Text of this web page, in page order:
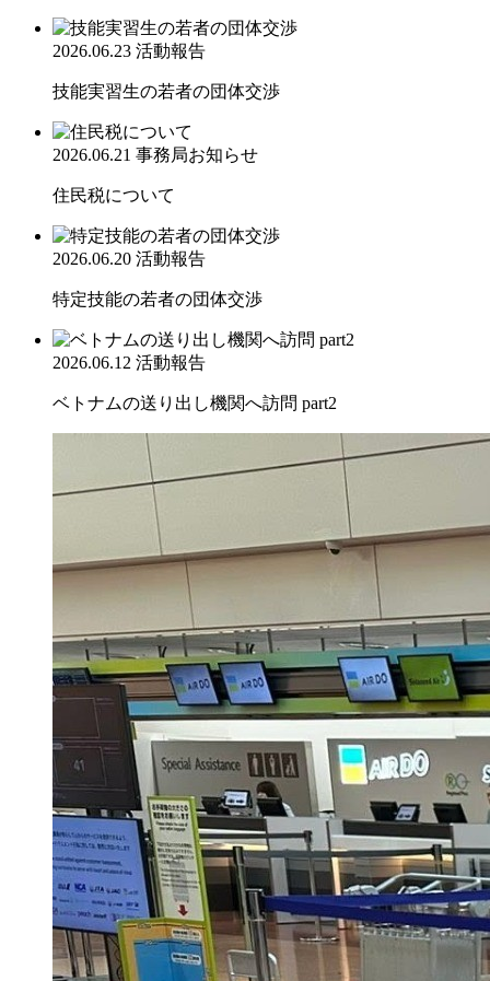
2026.06.23 活動報告
技能実習生の若者の団体交渉
2026.06.21 事務局お知らせ
住民税について
2026.06.20 活動報告
特定技能の若者の団体交渉
2026.06.12 活動報告
ベトナムの送り出し機関へ訪問 part2